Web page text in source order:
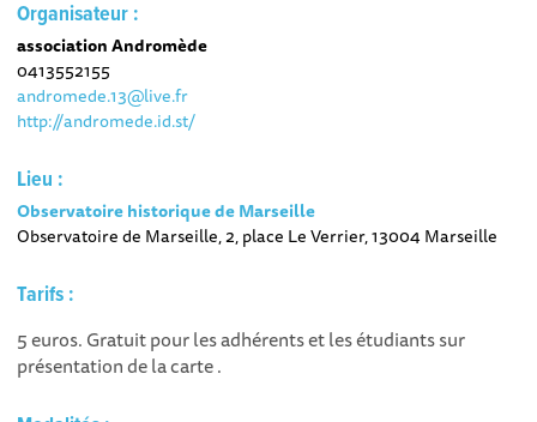
Organisateur :
association Andromède
0413552155
andromede.13@live.fr
http://andromede.id.st/
Lieu :
Observatoire historique de Marseille
Observatoire de Marseille, 2, place Le Verrier, 13004 Marseille
Tarifs :
5 euros. Gratuit pour les adhérents et les étudiants sur
présentation de la carte .